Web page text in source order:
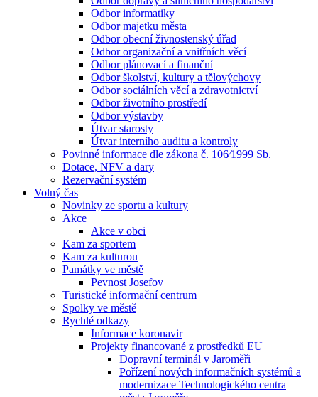
Odbor informatiky
Odbor majetku města
Odbor obecní živnostenský úřad
Odbor organizační a vnitřních věcí
Odbor plánovací a finanční
Odbor školství, kultury a tělovýchovy
Odbor sociálních věcí a zdravotnictví
Odbor životního prostředí
Odbor výstavby
Útvar starosty
Útvar interního auditu a kontroly
Povinné informace dle zákona č. 106⁄1999 Sb.
Dotace, NFV a dary
Rezervační systém
Volný čas
Novinky ze sportu a kultury
Akce
Akce v obci
Kam za sportem
Kam za kulturou
Památky ve městě
Pevnost Josefov
Turistické informační centrum
Spolky ve městě
Rychlé odkazy
Informace koronavir
Projekty financované z prostředků EU
Dopravní terminál v Jaroměři
Pořízení nových informačních systémů a
modernizace Technologického centra